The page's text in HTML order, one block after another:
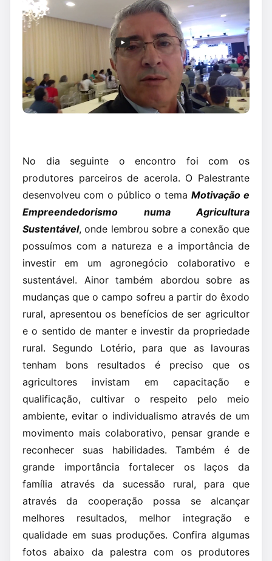
No dia seguinte o encontro foi com os
produtores parceiros de acerola. O Palestrante
desenvolveu com o público o tema Motivação e
Empreendedorismo numa Agricultura
Sustentável, onde lembrou sobre a conexão que
possuímos com a natureza e a importância de
investir em um agronegócio colaborativo e
sustentável. Ainor também abordou sobre as
mudanças que o campo sofreu a partir do êxodo
rural, apresentou os benefícios de ser agricultor
e o sentido de manter e investir da propriedade
rural. Segundo Lotério, para que as lavouras
tenham bons resultados é preciso que os
agricultores invistam em capacitação e
qualificação, cultivar o respeito pelo meio
ambiente, evitar o individualismo através de um
movimento mais colaborativo, pensar grande e
reconhecer suas habilidades. Também é de
grande importância fortalecer os laços da
família através da sucessão rural, para que
através da cooperação possa se alcançar
melhores resultados, melhor integração e
qualidade em suas produções. Confira algumas
fotos abaixo da palestra com os produtores